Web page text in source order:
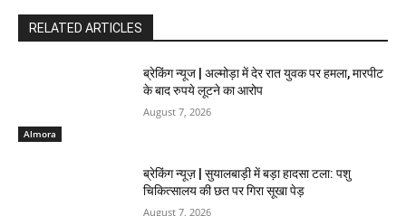
RELATED ARTICLES
Almora
ब्रेकिंग न्यूज | अल्मोड़ा में देर रात युवक पर हमला, मारपीट
के बाद रुपये लूटने का आरोप
August 7, 2026
ब्रेकिंग न्यूज़ | सुयालबाड़ी में बड़ा हादसा टला: पशु
चिकित्सालय की छत पर गिरा सूखा पेड़
August 7, 2026